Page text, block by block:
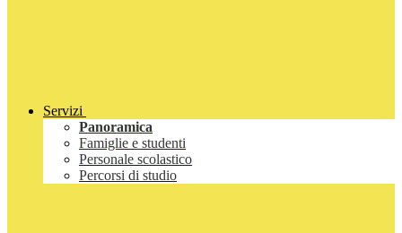
Servizi
Panoramica
Famiglie e studenti
Personale scolastico
Percorsi di studio